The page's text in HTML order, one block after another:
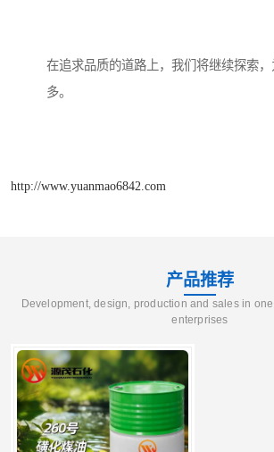
在追求品质的道路上，我们将继续探索
多。
http://www.yuanmao6842.com
产品推荐
Development, design, production and sales in
enterprises